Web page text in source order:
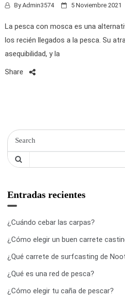
ByAdmin3574 5 Noviembre 2021
La pesca con mosca es una
los recién llegados a la pesca. Su
asequibilidad, y la
Share
Entradas recientes
¿Cuándo cebar las carpas?
¿Cómo elegir un buen carrete
¿Qué carrete de surfcasting de
¿Qué es una red de pesca?
¿Cómo elegir tu caña de pescar?